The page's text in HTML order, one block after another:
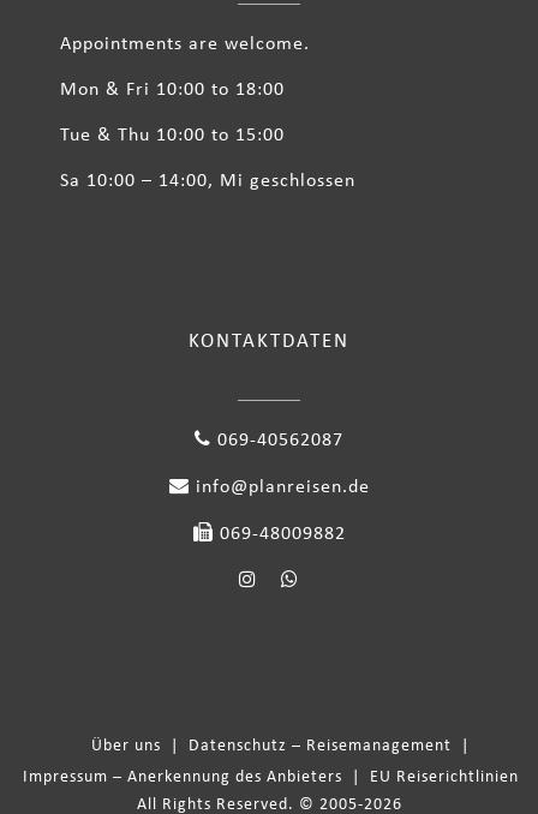
Appointments are welcome.
Mon & Fri 10:00 to 18:00
Tue & Thu 10:00 to 15:00
Sa 10:00 – 14:00, Mi geschlossen
KONTAKTDATEN
069-40562087
info@planreisen.de
069-48009882
Über uns Datenschutz – Reisemanagement
Impressum – Anerkennung des Anbieters
EU Reiserichtlinien
All Rights Reserved. © 2005-2026